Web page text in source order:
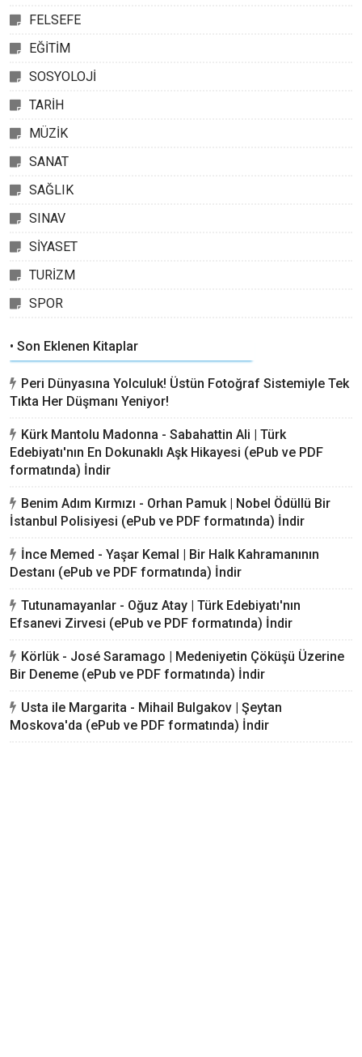
FELSEFE
EĞİTİM
SOSYOLOJİ
TARİH
MÜZİK
SANAT
SAĞLIK
SINAV
SİYASET
TURİZM
SPOR
• Son Eklenen Kitaplar
Peri Dünyasına Yolculuk! Üstün Fotoğraf Sistemiyle Tek
Tıkta Her Düşmanı Yeniyor!
Kürk Mantolu Madonna - Sabahattin Ali | Türk
Edebiyatı'nın En Dokunaklı Aşk Hikayesi (ePub ve PDF
formatında) İndir
Benim Adım Kırmızı - Orhan Pamuk | Nobel Ödüllü Bir
İstanbul Polisiyesi (ePub ve PDF formatında) İndir
İnce Memed - Yaşar Kemal | Bir Halk Kahramanının
Destanı (ePub ve PDF formatında) İndir
Tutunamayanlar - Oğuz Atay | Türk Edebiyatı'nın
Efsanevi Zirvesi (ePub ve PDF formatında) İndir
Körlük - José Saramago | Medeniyetin Çöküşü Üzerine
Bir Deneme (ePub ve PDF formatında) İndir
Usta ile Margarita - Mihail Bulgakov | Şeytan
Moskova'da (ePub ve PDF formatında) İndir